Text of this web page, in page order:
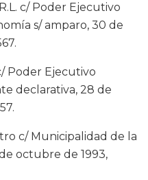
c/ Poder Ejecutivo
s/ amparo, 30 de
Poder Ejecutivo
declarativa, 28 de
c/ Municipalidad de la
octubre de 1993,